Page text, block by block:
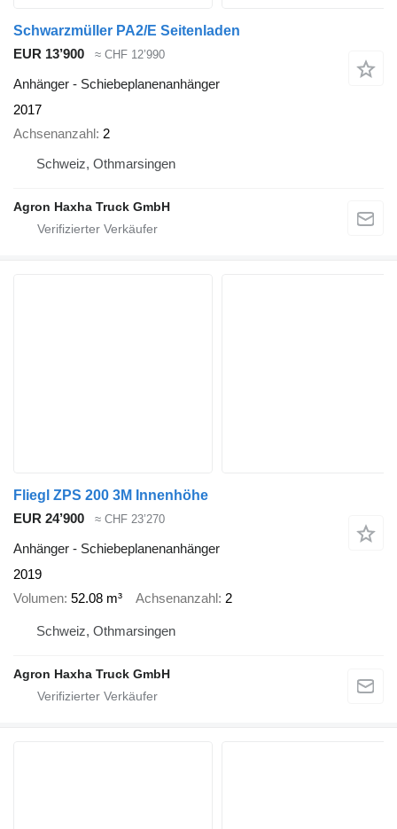
Schwarzmüller PA2/E Seitenladen
EUR 13’900
≈ CHF 12’990
Anhänger - Schiebeplanenanhänger
2017
Achsenanzahl 2
Schweiz, Othmarsingen
Agron Haxha Truck GmbH
Fliegl ZPS 200 3M Innenhöhe
EUR 24’900
≈ CHF 23’270
Anhänger - Schiebeplanenanhänger
2019
Volumen 52.08 m³ Achsenanzahl 2
Schweiz, Othmarsingen
Agron Haxha Truck GmbH